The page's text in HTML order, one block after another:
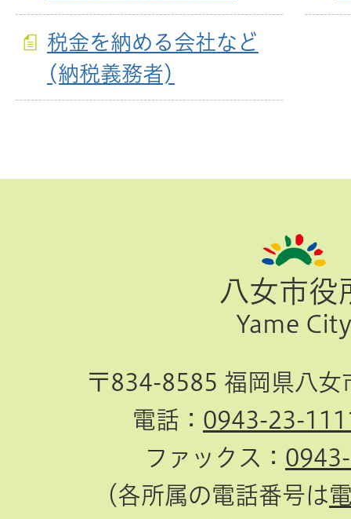
税金を納める会社など
(納税義務者)
八女市役
Yame City
〒834-8585 福岡県八女
電話： 0943-23-
ファックス：
（各所属の電話番号は